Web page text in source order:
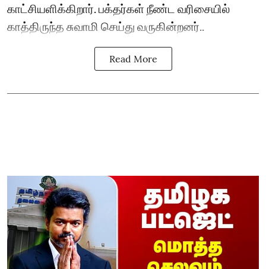
காட்சியளிக்கிறார். பக்தர்கள் நீண்ட வரிசையில்
காத்திருந்த சுவாமி செய்து வருகின்றனர்..
Read More